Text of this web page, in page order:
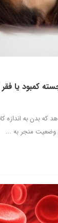
کمبود یا
بدن به اندازه
وضعیت منجر به ...